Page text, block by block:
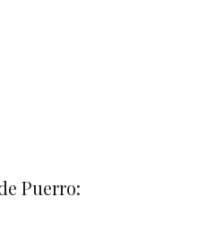
Puerro: